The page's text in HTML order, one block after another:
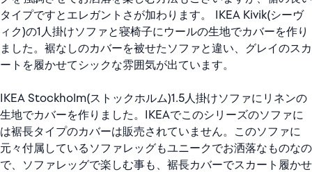
タイプですとエレガントさが加わります。 IKEA Kivik(シーヴ
ィク)の1人掛けソファと寝椅子にウールの生地でカバーを作り
ました。裾なしのカバーを被せたソファと違い、グレイのスカ
ートを履かせてシックな雰囲気が出ています。
IKEA Stockholm(ストックホルム)1.5人掛けソファにリネンの
生地でカバーを作りました。IKEAでこのシリーズのソファに
は裾長タイプのカバーは販売されていません。このソファに
元々付属しているソファレッグもユニークでお洒落なものなの
で、ソファレッグで楽しむ事も、裾長カバーでスカート履かせ